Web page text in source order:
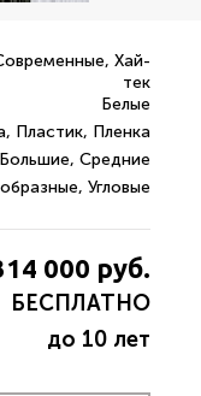
Хай-
тек
Белые
Пластик, Пленка
Большие, Средние
Угловые
000 руб.
БЕСПЛАТНО
до 10 лет